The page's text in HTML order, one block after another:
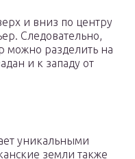
и вниз по центру
Следовательно,
можно разделить на
и к западу от
уникальными
земли также